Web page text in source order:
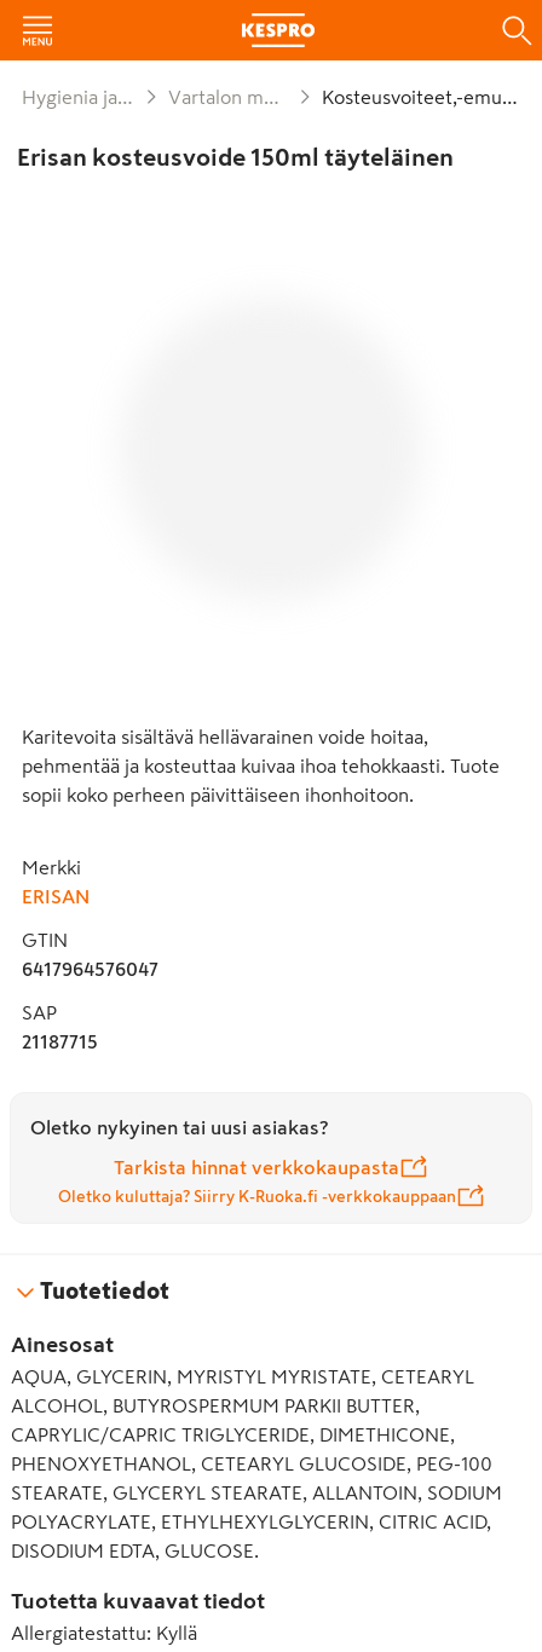
Hygienia ja siivous Vartalon muu hoito Kosteusvoiteet,-emulsiot
Erisan kosteusvoide 150ml täyteläinen
Karitevoita sisältävä hellävarainen voide hoitaa,
pehmentää ja kosteuttaa kuivaa ihoa tehokkaasti. Tuote
sopii koko perheen päivittäiseen ihonhoitoon.
Merkki
ERISAN
GTIN
6417964576047
SAP
21187715
Oletko nykyinen tai uusi asiakas?
Tarkista hinnat verkkokaupasta
Oletko kuluttaja? Siirry K-Ruoka.fi -verkkokauppaan
Tuotetiedot
Ainesosat
AQUA, GLYCERIN, MYRISTYL MYRISTATE, CETEARYL
ALCOHOL, BUTYROSPERMUM PARKII BUTTER,
CAPRYLIC/CAPRIC TRIGLYCERIDE, DIMETHICONE,
PHENOXYETHANOL, CETEARYL GLUCOSIDE, PEG-100
STEARATE, GLYCERYL STEARATE, ALLANTOIN, SODIUM
POLYACRYLATE, ETHYLHEXYLGLYCERIN, CITRIC ACID,
DISODIUM EDTA, GLUCOSE.
Tuotetta kuvaavat tiedot
Allergiatestattu: Kyllä